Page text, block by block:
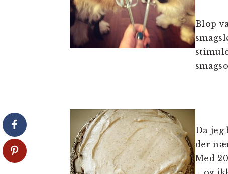
Blop
Da jeg
der
Med